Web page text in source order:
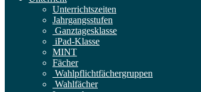
Unterrichtszeiten
Jahrgangsstufen
Ganztagesklasse
iPad-Klasse
MINT
Fächer
Wahlpflichtfächergruppen
Wahlfächer